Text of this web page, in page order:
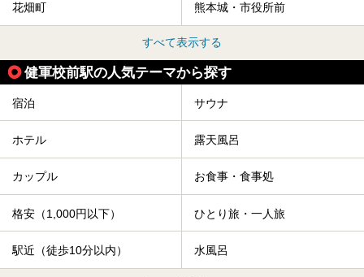
花畑町 熊本城・市役所前
すべて表示する
健軍校前駅の人気テーマから探す
宿泊 サウナ
ホテル 露天風呂
カップル お食事・食事処
格安（1,000円以下） ひとり旅・一人旅
駅近（徒歩10分以内） 水風呂